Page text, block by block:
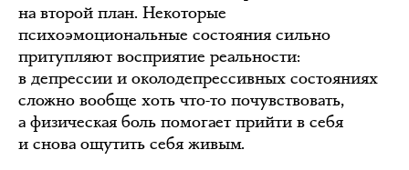
на второй план. Некоторые
психоэмоциональные состояния сильно
притупляют восприятие реальности:
в депрессии и околодепрессивных состояниях
сложно вообще хоть что-то почувствовать,
а физическая боль помогает прийти в себя
и снова ощутить себя живым.